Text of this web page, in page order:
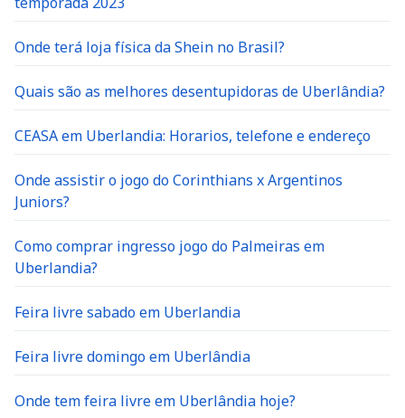
Onde terá loja física da Shein no Brasil?
Quais são as melhores desentupidoras de Uberlândia?
CEASA em Uberlandia: Horarios, telefone e endereço
Onde assistir o jogo do Corinthians x Argentinos
Juniors?
Como comprar ingresso jogo do Palmeiras em
Uberlandia?
Feira livre sabado em Uberlandia
Feira livre domingo em Uberlândia
Onde tem feira livre em Uberlândia hoje?